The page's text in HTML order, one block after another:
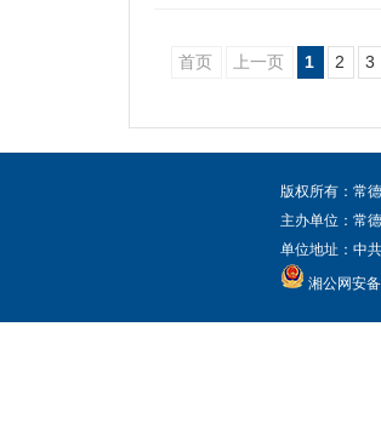
首页 上一页 1 2 3
版权所有：常
主办单位：常
单位地址：中
湘公网安